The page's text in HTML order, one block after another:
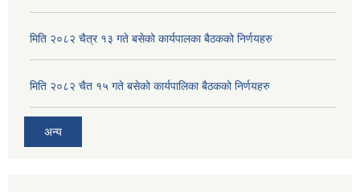
मिति २०८२ चैत्र १३ गते बसेको कार्यपालका बैठकको निर्णयहरु
मिति २०८२ चैत १५ गते बसेको कार्यपालिका बैठकको निर्णयहरु
अन्य